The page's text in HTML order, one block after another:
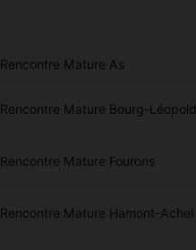
Rencontre Mature As
Rencontre Mature Bourg-Léopold
Rencontre Mature Fourons
Rencontre Mature Hamont-Achel